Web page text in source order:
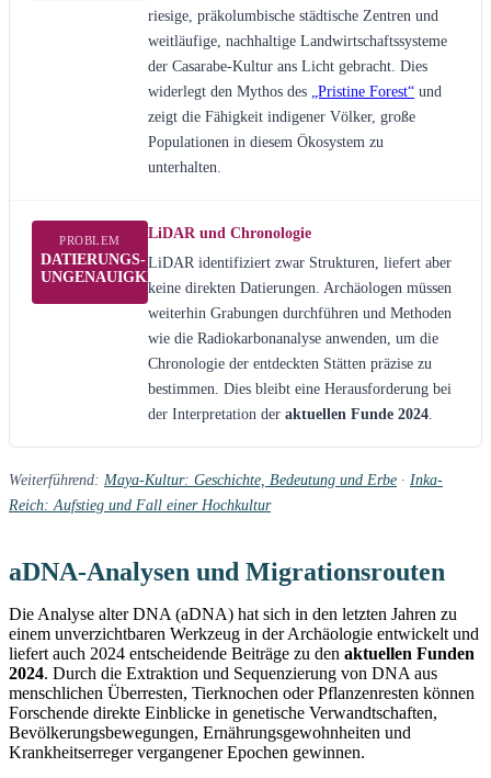
riesige, präkolumbische städtische Zentren und
weitläufige, nachhaltige Landwirtschaftssysteme
der Casarabe-Kultur ans Licht gebracht. Dies
widerlegt den Mythos des
„Pristine Forest“ und
zeigt die Fähigkeit indigener Völker, große
Populationen in diesem Ökosystem zu
unterhalten.
PROBLEM
DATIERUNGS-
UNGENAUIGKEIT
LiDAR und Chronologie
LiDAR identifiziert zwar Strukturen, liefert aber
keine direkten Datierungen. Archäologen müssen
weiterhin Grabungen durchführen und Methoden
wie die Radiokarbonanalyse anwenden, um die
Chronologie der entdeckten Stätten präzise zu
bestimmen. Dies bleibt eine Herausforderung bei
der Interpretation der aktuellen Funde 2024
Weiterführend: Maya-Kultur: Geschichte, Bedeutung und Erbe · Inka-
Reich: Aufstieg und Fall einer Hochkultur
aDNA-Analysen und Migrationsrouten
Die Analyse alter DNA (aDNA) hat sich in den letzten Jahren zu
einem unverzichtbaren Werkzeug in der Archäologie entwickelt und
liefert auch 2024 entscheidende Beiträge zu den aktuellen Funden
2024. Durch die Extraktion und Sequenzierung von DNA aus
menschlichen Überresten, Tierknochen oder Pflanzenresten können
Forschende direkte Einblicke in genetische Verwandtschaften,
Bevölkerungsbewegungen, Ernährungsgewohnheiten und
Krankheitserreger vergangener Epochen gewinnen.